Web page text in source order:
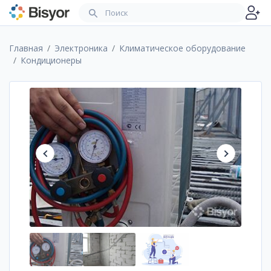
Главная Электроника
Климатическое оборудование
Кондиционеры